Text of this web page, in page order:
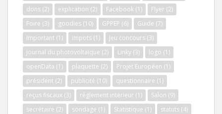
dons (2) explication (2) Facebook (1) Flyer (2)
Foire (3) goodies (10) GPPEP (6) Guide (7)
Important (1) impots (1) Jeu concours (3)
Journal du photovoltaïque (2) Linky (3) logo (1)
openData (1) plaquette (2) Projet Européen (1)
président (2) publicité (10) questionnaire (1)
reçus fiscaux (3) règlement intérieur (1) Salon (9)
secrétaire (2) sondage (1) Statistique (1) statuts (4)